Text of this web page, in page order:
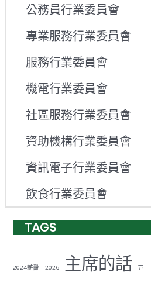
公務員行業委員會
專業服務行業委員會
服務行業委員會
機電行業委員會
社區服務行業委員會
資助機構行業委員會
資訊電子行業委員會
飲食行業委員會
TAGS
2024薪酬 2026 主席的話 五一